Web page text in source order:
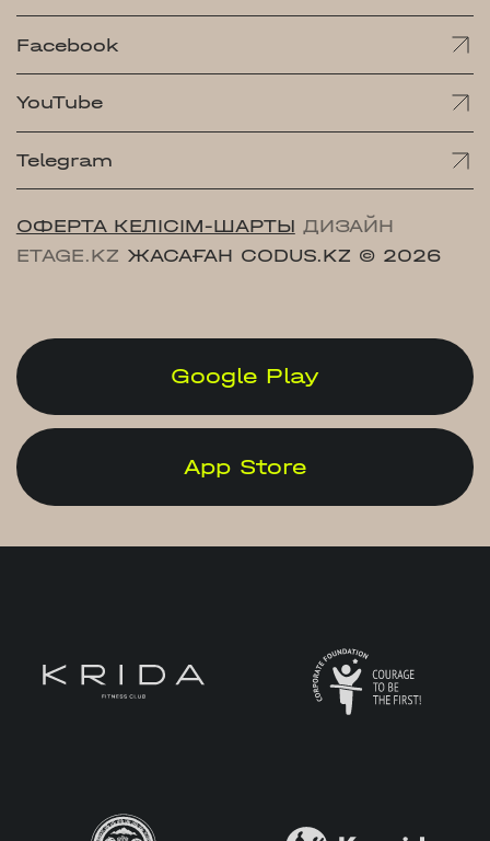
Facebook
YouTube
Telegram
ОФЕРТА КЕЛІСІМ-ШАРТЫ ДИЗАЙН
ETAGE.KZ ЖАСАҒАН CODUS.KZ © 2026
Google Play
App Store